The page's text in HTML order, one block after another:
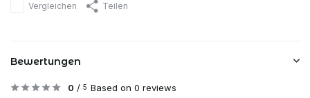
Vergleichen Teilen
Bewertungen
0 / 5 Based on 0 reviews